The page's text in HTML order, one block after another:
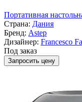
Портативная
Страна: Дания
Бренд: Astep
Дизайнер: Francesco
Под заказ
Запросить цену